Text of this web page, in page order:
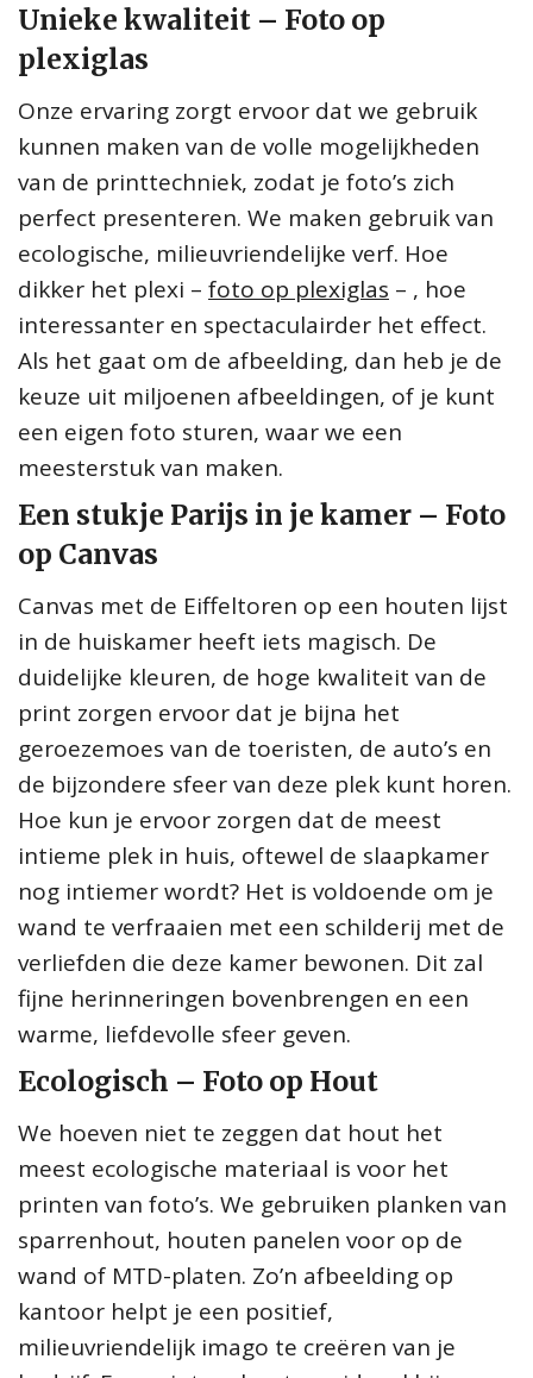
Unieke kwaliteit – Foto op
plexiglas
Onze ervaring zorgt ervoor dat we gebruik
kunnen maken van de volle mogelijkheden
van de printtechniek, zodat je foto’s zich
perfect presenteren. We maken gebruik van
ecologische, milieuvriendelijke verf. Hoe
dikker het plexi – foto op plexiglas – , hoe
interessanter en spectaculairder het effect.
Als het gaat om de afbeelding, dan heb je de
keuze uit miljoenen afbeeldingen, of je kunt
een eigen foto sturen, waar we een
meesterstuk van maken.
Een stukje Parijs in je kamer – Foto
op Canvas
Canvas met de Eiffeltoren op een houten lijst
in de huiskamer heeft iets magisch. De
duidelijke kleuren, de hoge kwaliteit van de
print zorgen ervoor dat je bijna het
geroezemoes van de toeristen, de auto’s en
de bijzondere sfeer van deze plek kunt horen.
Hoe kun je ervoor zorgen dat de meest
intieme plek in huis, oftewel de slaapkamer
nog intiemer wordt? Het is voldoende om je
wand te verfraaien met een schilderij met de
verliefden die deze kamer bewonen. Dit zal
fijne herinneringen bovenbrengen en een
warme, liefdevolle sfeer geven.
Ecologisch – Foto op Hout
We hoeven niet te zeggen dat hout het
meest ecologische materiaal is voor het
printen van foto’s. We gebruiken planken van
sparrenhout, houten panelen voor op de
wand of MTD-platen. Zo’n afbeelding op
kantoor helpt je een positief,
milieuvriendelijk imago te creëren van je